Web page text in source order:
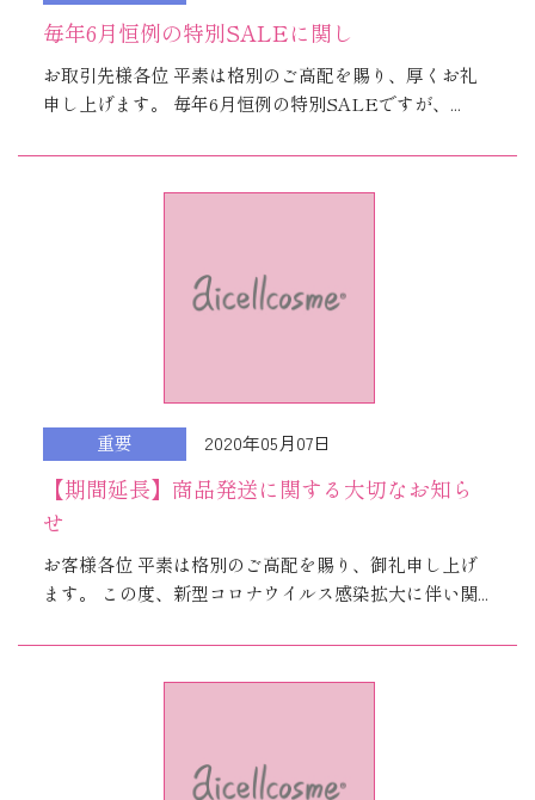
毎年6月恒例の特別SALEに関し
お取引先様各位 平素は格別のご高配を賜り、厚くお礼
申し上げます。 毎年6月恒例の特別SALEですが、...
重要 2020年05月07日
【期間延長】商品発送に関する大切なお知ら
せ
お客様各位 平素は格別のご高配を賜り、御礼申し上げ
ます。 この度、新型コロナウイルス感染拡大に伴い関...